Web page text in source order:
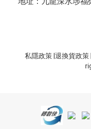
私隱政策 退換貨政策